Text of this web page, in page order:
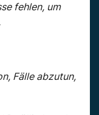
fehlen, um
Fälle abzutun,